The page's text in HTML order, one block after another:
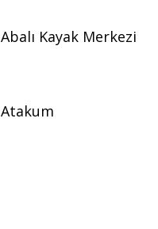
Abalı Kayak Merkezi
Atakum